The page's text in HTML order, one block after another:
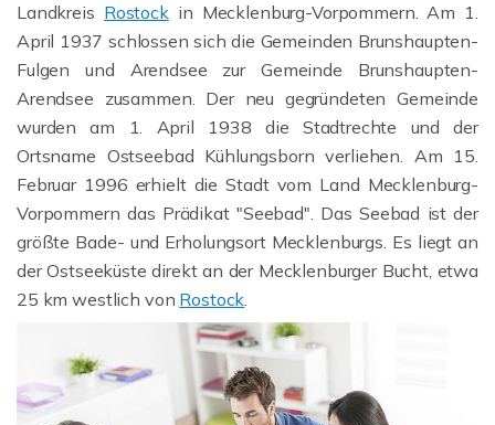
Landkreis Rostockin Mecklenburg-Vorpommern. Am 1.
April 1937 schlossen sich die Gemeinden Brunshaupten-
Fulgen und Arendsee zur Gemeinde Brunshaupten-
Arendsee zusammen. Der neu gegründeten Gemeinde
wurden am 1. April 1938 die Stadtrechte und der
Ortsname Ostseebad Kühlungsborn verliehen. Am 15.
Februar 1996 erhielt die Stadt vom Land Mecklenburg-
Vorpommern das Prädikat "Seebad". Das Seebad ist der
größte Bade- und Erholungsort Mecklenburgs. Es liegt an
der Ostseeküste direkt an der Mecklenburger Bucht, etwa
25 km westlich von Rostock.